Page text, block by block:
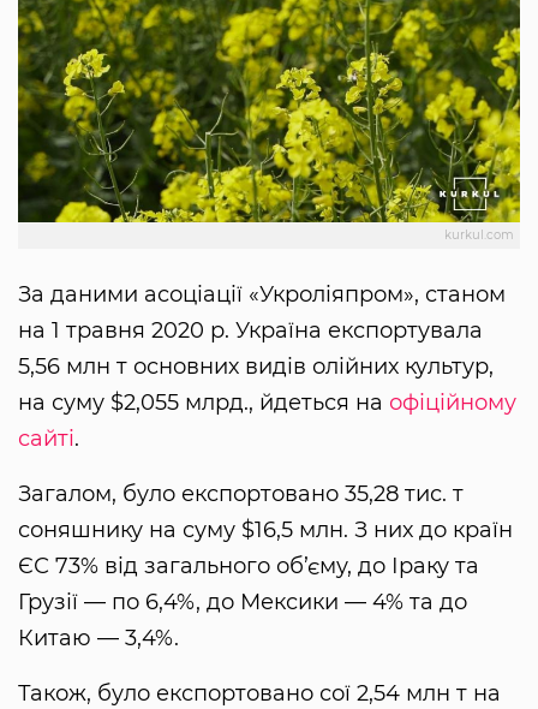
kurkul.com
За даними асоціації «Укроліяпром», станом
на 1 травня 2020 р. Україна експортувала
5,56 млн т основних видів олійних культур,
на суму $2,055 млрд., йдеться на офіційному
сайті.
Загалом, було експортовано 35,28 тис. т
соняшнику на суму $16,5 млн. З них до країн
ЄС 73% від загального об’єму, до Іраку та
Грузії — по 6,4%, до Мексики — 4% та до
Китаю — 3,4%.
Також, було експортовано сої 2,54 млн т на